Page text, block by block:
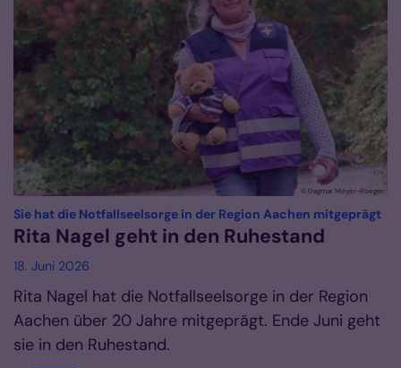
© Dagmar Meyer-Roeger
Sie hat die Notfallseelsorge in der Region Aachen mitgeprägt:
Rita Nagel geht in den Ruhestand
18. Juni 2026
Rita Nagel hat die Notfallseelsorge in der Region
Aachen über 20 Jahre mitgeprägt. Ende Juni geht
sie in den Ruhestand.